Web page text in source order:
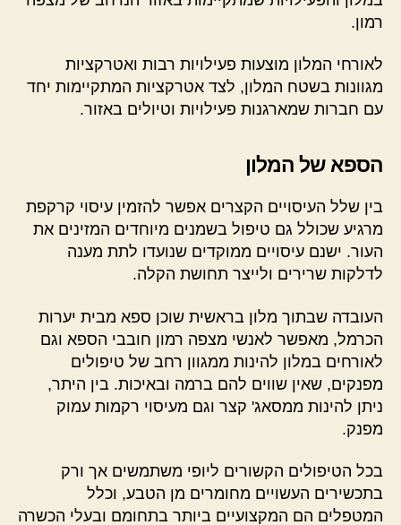
רמון.
לאורחי המלון מוצעות פעילויות רבות ואטרקציות
מגוונות בשטח המלון, לצד אטרקציות המתקיימות יחד
עם חברות שמארגנות פעילויות וטיולים באזור.
הספא של המלון
בין שלל העיסויים הקצרים אפשר להזמין עיסוי קרקפת
מרגיע שכולל גם טיפול בשמנים מיוחדים המזינים את
העור. ישנם עיסויים ממוקדים שנועדו לתת מענה
לדלקות שרירים ולייצר תחושת הקלה.
העובדה שבתוך מלון בראשית שוכן ספא מבית יערות
הכרמל, מאפשר לאנשי מצפה רמון חובבי הספא וגם
לאורחים במלון להינות ממגוון רחב של טיפולים
מפנקים, שאין שווים להם ברמה ובאיכות. בין היתר,
ניתן להינות ממסאג' קצר וגם מעיסוי רקמות עמוק
מפנק.
בכל הטיפולים הקשורים ליופי משתמשים אך ורק
בתכשירים העשויים מחומרים מן הטבע, וכלל
המטפלים הם המקצועיים ביותר בתחומם ובעלי הכשרה